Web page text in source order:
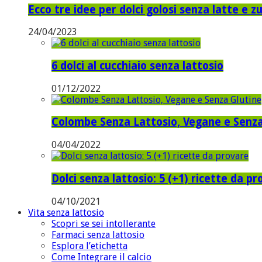
Ecco tre idee per dolci golosi senza latte e
24/04/2023
6 dolci al cucchiaio senza lattosio
01/12/2022
Colombe Senza Lattosio, Vegane e
04/04/2022
Dolci senza lattosio: 5 (+1) ricette da
04/10/2021
Vita senza lattosio
Scopri se sei intollerante
Farmaci senza lattosio
Esplora l’etichetta
Come Integrare il calcio